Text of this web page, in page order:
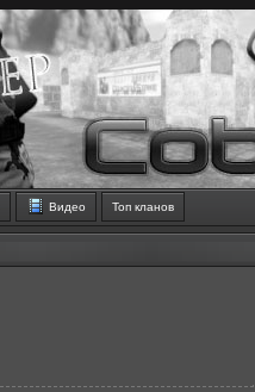
Видео Топ кланов